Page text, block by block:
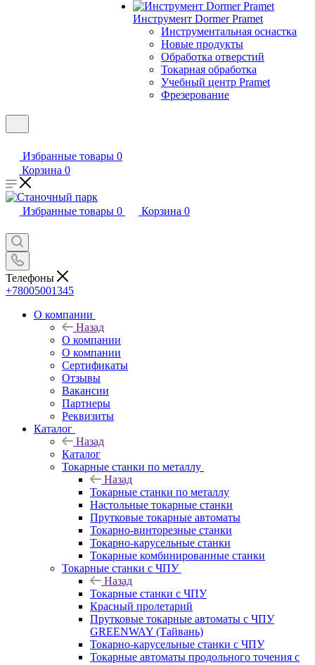
Инструмент Dormer Pramet
Инструментальная оснастка
Новые продукты
Обработка отверстий
Токарная обработка
Учебный центр Pramet
Фрезерование
Избранные товары 0
Корзина 0
Избранные товары 0 Корзина 0
Телефоны
+78005001345
О компании
Назад
О компании
О компании
Сертификаты
Отзывы
Вакансии
Партнеры
Реквизиты
Каталог
Назад
Каталог
Токарные станки по металлу
Назад
Токарные станки по металлу
Настольные токарные станки
Прутковые токарные автоматы
Токарно-винторезные станки
Токарно-карусельные станки
Токарные комбинированные станки
Токарные станки с ЧПУ
Назад
Токарные станки с ЧПУ
Красный пролетарий
Прутковые токарные автоматы с ЧПУ
GREENWAY (Тайвань)
Токарно-карусельные станки с ЧПУ
Токарные автоматы продольного точения с